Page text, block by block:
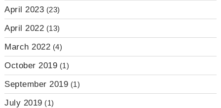
April 2023 (23)
April 2022 (13)
March 2022 (4)
October 2019 (1)
September 2019 (1)
July 2019 (1)